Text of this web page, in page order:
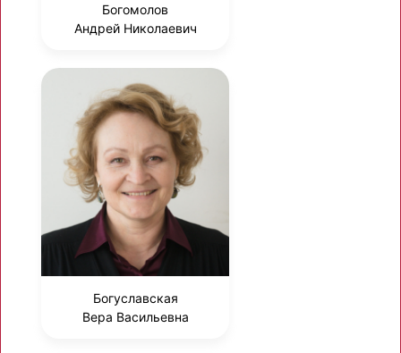
Богомолов
Андрей Николаевич
Богуславская
Вера Васильевна